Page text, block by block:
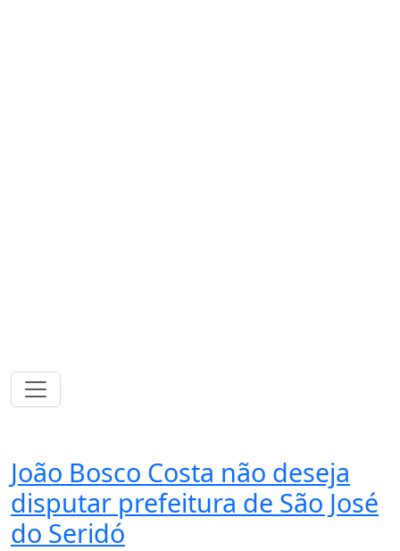
João Bosco Costa não deseja
disputar prefeitura de São José
do Seridó